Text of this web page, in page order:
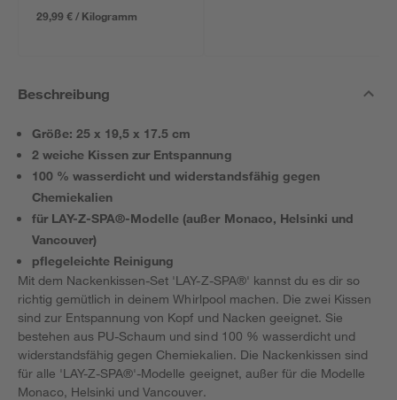
29,99 € / Kilogramm
Beschreibung
Größe: 25 x 19,5 x 17.5 cm
2 weiche Kissen zur Entspannung
100 % wasserdicht und widerstandsfähig gegen
Chemiekalien
für LAY-Z-SPA®-Modelle (außer Monaco, Helsinki und
Vancouver)
pflegeleichte Reinigung
Mit dem Nackenkissen-Set 'LAY-Z-SPA®' kannst du es dir so
richtig gemütlich in deinem Whirlpool machen. Die zwei Kissen
sind zur Entspannung von Kopf und Nacken geeignet. Sie
bestehen aus PU-Schaum und sind 100 % wasserdicht und
widerstandsfähig gegen Chemiekalien. Die Nackenkissen sind
für alle 'LAY-Z-SPA®'-Modelle geeignet, außer für die Modelle
Monaco, Helsinki und Vancouver.